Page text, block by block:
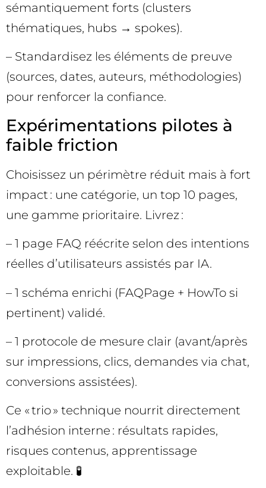
sémantiquement forts (clusters
thématiques, hubs → spokes).
– Standardisez les éléments de preuve
(sources, dates, auteurs, méthodologies)
pour renforcer la confiance.
Expérimentations pilotes à
faible friction
Choisissez un périmètre réduit mais à fort
impact : une catégorie, un top 10 pages,
une gamme prioritaire. Livrez :
– 1 page FAQ réécrite selon des intentions
réelles d’utilisateurs assistés par IA.
– 1 schéma enrichi (FAQPage + HowTo si
pertinent) validé.
– 1 protocole de mesure clair (avant/après
sur impressions, clics, demandes via chat,
conversions assistées).
Ce « trio » technique nourrit directement
l’adhésion interne : résultats rapides,
risques contenus, apprentissage
exploitable. 🧪